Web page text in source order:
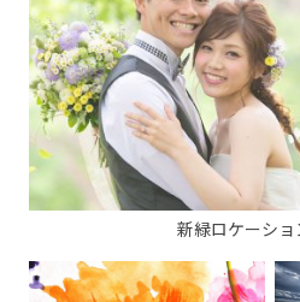
新緑ロケーショ